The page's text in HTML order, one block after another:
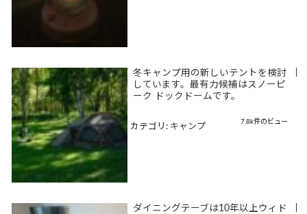
冬キャンプ用の新しいテントを検討
しています。最有力候補はスノーピ
ーク ドックドームです。
7.8k件のビュー
カテゴリ: キャンプ
ダイニングテーブは10年以上ウィド